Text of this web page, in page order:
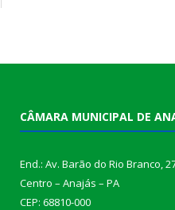
CÂMARA MUNICIPAL DE
End.: Av. Barão do Rio Branco,
Centro – Anajás – PA
CEP: 68810-000